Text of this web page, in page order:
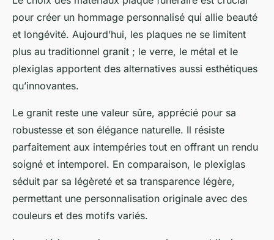
pour créer un hommage personnalisé qui allie beauté
et longévité. Aujourd’hui, les plaques ne se limitent
plus au traditionnel granit ; le verre, le métal et le
plexiglas apportent des alternatives aussi esthétiques
qu’innovantes.
Le granit reste une valeur sûre, apprécié pour sa
robustesse et son élégance naturelle. Il résiste
parfaitement aux intempéries tout en offrant un rendu
soigné et intemporel. En comparaison, le plexiglas
séduit par sa légèreté et sa transparence légère,
permettant une personnalisation originale avec des
couleurs et des motifs variés.